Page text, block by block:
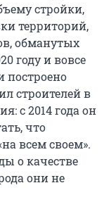
стройки,
территорий,
обманутых
году и вовсе
построено
строителей в
с 2014 года он
что
всем своем».
о качестве
они не